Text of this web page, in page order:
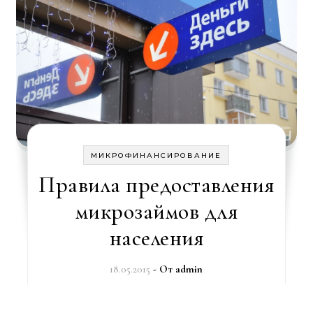
МИКРОФИНАНСИРОВАНИЕ
Правила предоставления
микрозаймов для
населения
18.05.2015 - От admin